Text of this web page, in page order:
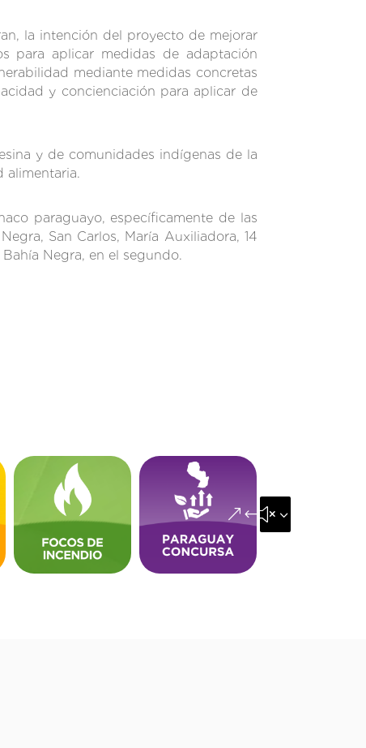
la intención del proyecto de mejorar
para aplicar medidas de adaptación
mediante medidas concretas
y concienciación para aplicar de
y de comunidades indígenas de la
alimentaria.
paraguayo, específicamente de las
San Carlos, María Auxiliadora, 14
Negra, en el segundo.
&#x35;